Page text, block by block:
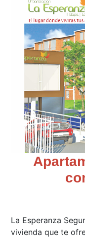
La Esperanza
vivienda que te